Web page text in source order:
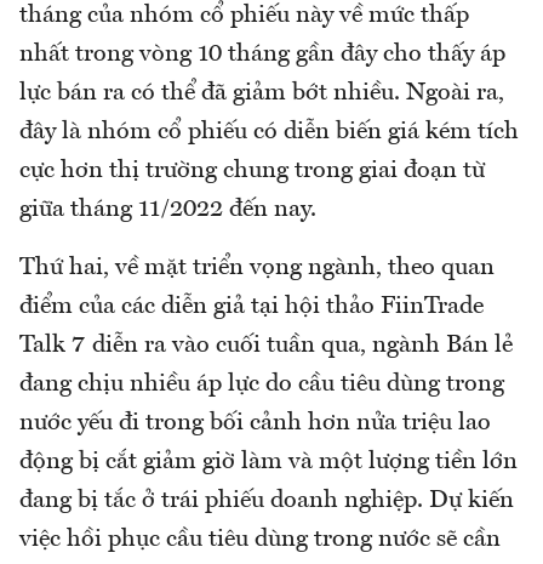
tháng của nhóm cổ phiếu này về mức thấp
nhất trong vòng 10 tháng gần đây cho thấy áp
lực bán ra có thể đã giảm bớt nhiều. Ngoài ra,
đây là nhóm cổ phiếu có diễn biến giá kém tích
cực hơn thị trường chung trong giai đoạn từ
giữa tháng 11/2022 đến nay.
Thứ hai, về mặt triển vọng ngành, theo quan
điểm của các diễn giả tại hội thảo FiinTrade
Talk 7 diễn ra vào cuối tuần qua, ngành Bán lẻ
đang chịu nhiều áp lực do cầu tiêu dùng trong
nước yếu đi trong bối cảnh hơn nửa triệu lao
động bị cắt giảm giờ làm và một lượng tiền lớn
đang bị tắc ở trái phiếu doanh nghiệp. Dự kiến
việc hồi phục cầu tiêu dùng trong nước sẽ cần